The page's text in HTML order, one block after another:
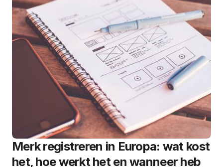
Merk registreren in Europa: wat kost
het, hoe werkt het en wanneer heb